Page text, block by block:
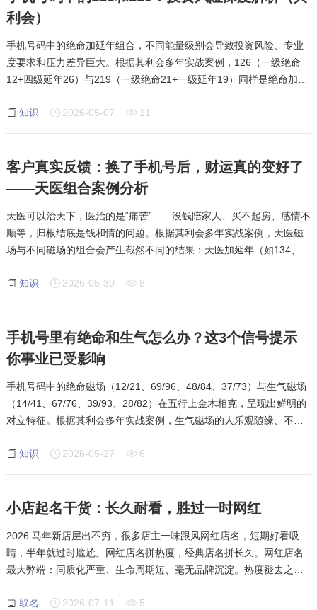
利会）
手机号码中的绝命加延年组合，不同能量级别会导致投资风险、专业
度要求和压力差异巨大。根据其利会多年实战案例，126（一级绝命
12+四级延年26）与219（一级绝命21+一级延年19）同样是绝命加延
合体力投入型工作（如快递）；而219承担一级风
知识 2026-05-07 11
客户真实反馈：换了手机号后，财运真的变好了
——天医组合案例分析
天医可以治天下，医治的是“痛苦”——没钱陪家人、买不起房、感情不
顺等，归根结底是钱和情的问题。根据其利会多年实战案例，天医磁
场与不同磁场的组合会产生截然不同的结果：天医加延年（如134、
有钱就花在朋友身上
知识 2026-05-30 8
手机号里有绝命和生气怎么办？这3个信号提示
你事业已受影响
手机号码中的绝命磁场（12/21、69/96、48/84、37/73）与生气磁场
（14/41、67/76、39/93、28/82）在五行上金木相克，呈现出鲜明的
对立特征。根据其利会多年实战案例，生气磁场的人乐观随缘、不计
回报、做事雷厉风行，但讲义气难得真心朋
知识 2026-05-27 6
小店起名干货：长久耐看，胜过一时网红
2026 马年新店层出不穷，很多店主一味跟风网红店名，短期好看吸
睛，半年就过时尴尬。网红店名拼热度，经典店名拼长久。网红店名
最大弊端：同质化严重、生命周期短、毫无品牌沉淀。热度褪去之
走简约、干净、正向、专业路线。不追热点
取名 2026-07-11 5